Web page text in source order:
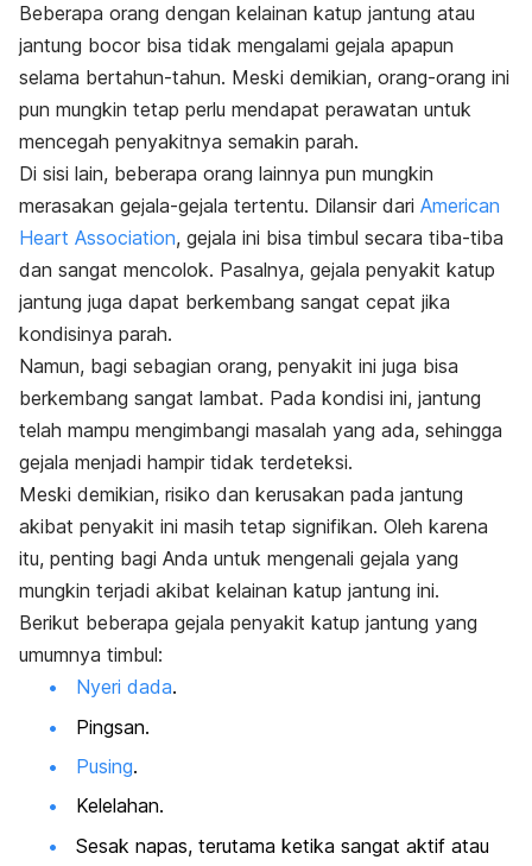
Beberapa orang dengan kelainan katup jantung atau
jantung bocor bisa tidak mengalami gejala apapun
selama bertahun-tahun. Meski demikian, orang-orang ini
pun mungkin tetap perlu mendapat perawatan untuk
mencegah penyakitnya semakin parah.
Di sisi lain, beberapa orang lainnya pun mungkin
merasakan gejala-gejala tertentu. Dilansir dari American
Heart Association, gejala ini bisa timbul secara tiba-tiba
dan sangat mencolok. Pasalnya, gejala penyakit katup
jantung juga dapat berkembang sangat cepat jika
kondisinya parah.
Namun, bagi sebagian orang, penyakit ini juga bisa
berkembang sangat lambat. Pada kondisi ini, jantung
telah mampu mengimbangi masalah yang ada, sehingga
gejala menjadi hampir tidak terdeteksi.
Meski demikian, risiko dan kerusakan pada jantung
akibat penyakit ini masih tetap signifikan. Oleh karena
itu, penting bagi Anda untuk mengenali gejala yang
mungkin terjadi akibat kelainan katup jantung ini.
Berikut beberapa gejala penyakit katup jantung yang
umumnya timbul:
Nyeri dada.
Pingsan.
Pusing.
Kelelahan.
Sesak napas, terutama ketika sangat aktif atau